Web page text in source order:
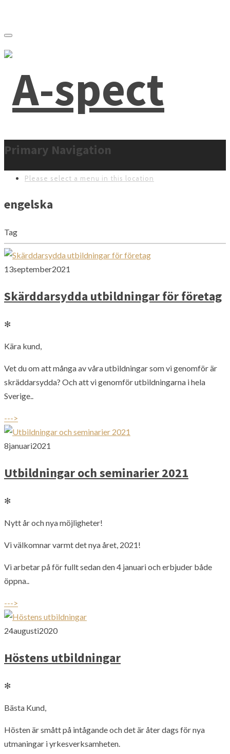
Primary Navigation
Please select a menu in this location
engelska
Tag
13september2021
Skärddarsydda utbildningar för företag
✻
Kära kund,
Vet du om att många av våra utbildningar som vi genomför är
skräddarsydda? Och att vi genomför utbildningarna i hela
Sverige..
--->
8januari2021
Utbildningar och seminarier 2021
✻
Nytt år och nya möjligheter!
Vi välkomnar varmt det nya året, 2021!
Vi arbetar på för fullt sedan den 4 januari och erbjuder både
öppna..
--->
24augusti2020
Höstens utbildningar
✻
Bästa Kund,
Hösten är smått på intågande och det är åter dags för nya
utmaningar i yrkesverksamheten.